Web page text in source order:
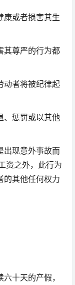
康或者损害其生
其尊严的行为都
动者将被纪律起
、惩罚或以其他
出现意外事故而
资之外，此行为
的其他任何权力
十天的产假，